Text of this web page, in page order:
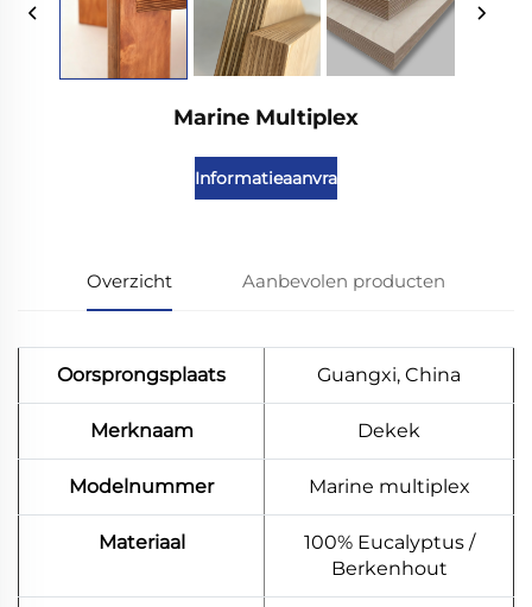
Marine Multiplex
Informatieaanvraag
Overzicht Aanbevolen producten
Oorsprongsplaats Guangxi, China
Merknaam Dekek
Modelnummer Marine multiplex
Materiaal
100% Eucalyptus /
Berkenhout